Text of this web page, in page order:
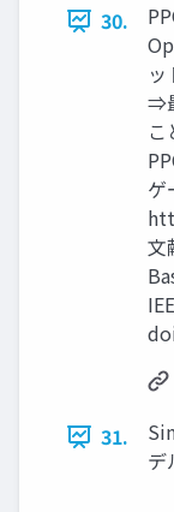
30.
⇒
ゲ
文
31.
デ